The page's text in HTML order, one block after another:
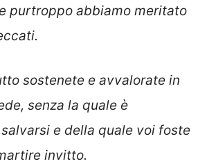
purtroppo abbiamo meritato
sostenete e avvalorate in
senza la quale è
e della quale voi foste
invitto.